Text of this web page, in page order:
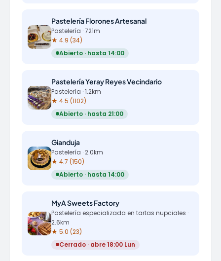
Pastelería Florones Artesanal
Pastelería · 721m
★ 4.9 (34)
Abierto · hasta 14:00
Pastelería Yeray Reyes Vecindario
Pastelería · 1.2km
★ 4.5 (1102)
Abierto · hasta 21:00
Gianduja
Pastelería · 2.0km
★ 4.7 (150)
Abierto · hasta 14:00
MyA Sweets Factory
Pastelería especializada en tartas nupciales ·
2.6km
★ 5.0 (23)
Cerrado · abre 18:00 Lun